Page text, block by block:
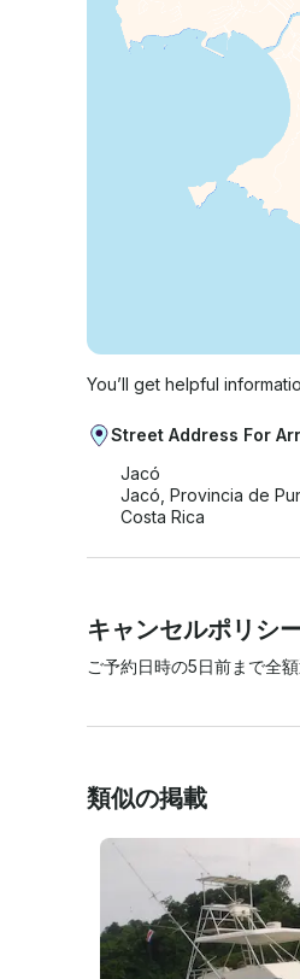
You’ll get helpful
Street Address For
Jacó
Jacó, Provincia de
Costa Rica
キャンセルポリシ
ご予約日時の5日前まで全
類似の掲載